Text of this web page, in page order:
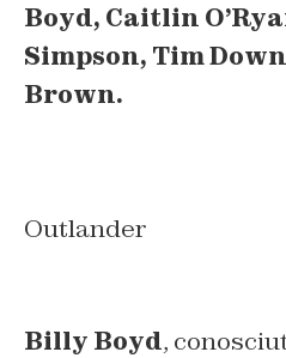
Boyd, Caitlin
Simpson, Tim
Brown.
Outlander
Billy Boyd,